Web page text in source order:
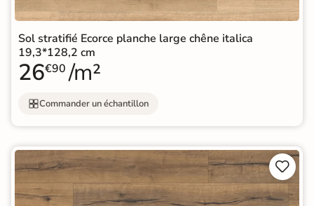
Sol stratifié Ecorce planche large chêne italica
19,3*128,2 cm
26€90 /m²
Commander un échantillon

